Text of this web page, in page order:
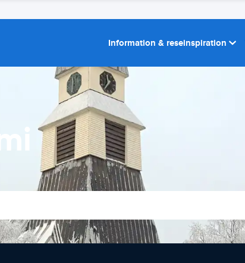
Information & reseinspiration